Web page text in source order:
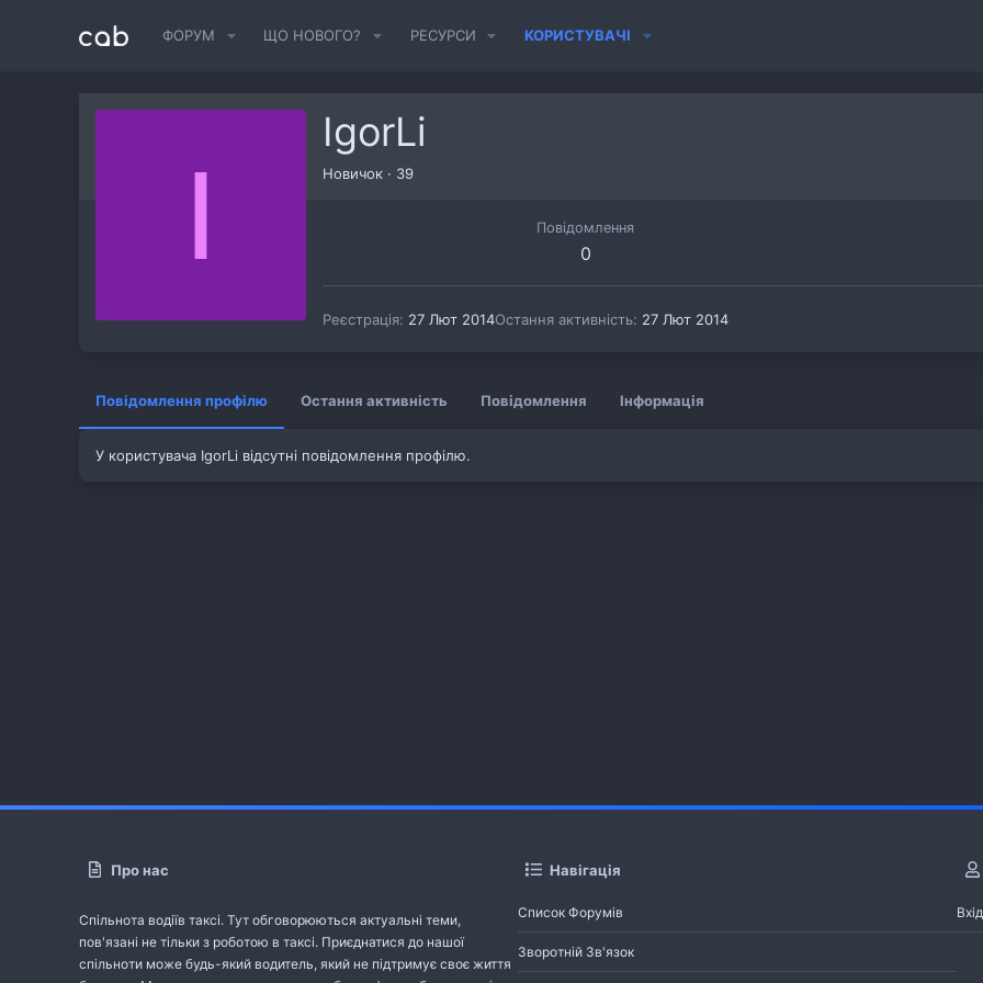
ФОРУМ ЩО НОВОГО? РЕСУРСИ КОРИСТУВАЧІ
I
IgorLi
Новичок · 39
Повідомлення
0
Реєстрація 27 Лют 2014Остання активність 27 Лют 2014
Повідомлення профілю Остання активність Повідомлення Інформація
У користувача IgorLi відсутні повідомлення профілю.
Про нас
Спільнота водіїв таксі. Тут обговорюються актуальні теми,
пов'язані не тільки з роботою в таксі. Приєднатися до нашої
спільноти може будь-який водитель, який не підтримує своє життя
Навігація
Список Форумів
Зворотній Зв'язок
Вхід